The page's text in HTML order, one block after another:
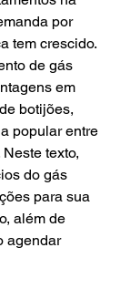
por
tem crescido.
de gás
em
botijões,
popular entre
texto,
do gás
para sua
além de
agendar